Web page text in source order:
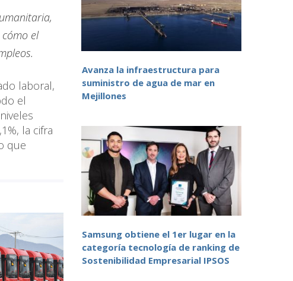
el
laboral,
el
la cifra
que
Avanza la infraestructura para
suministro de agua de mar en
Mejillones
Samsung obtiene el 1er lugar en la
categoría tecnología de ranking de
Sostenibilidad Empresarial IPSOS